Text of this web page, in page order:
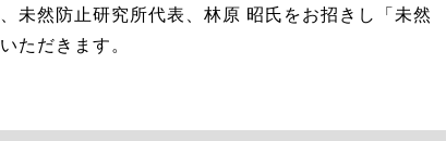
未然防止研究所代表、林原 昭氏をお招きし「未然
ただきます。